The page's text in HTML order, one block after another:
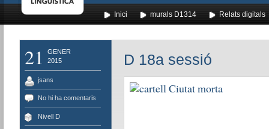
Inici murals D1314 Relats digitals
21
GENER
2015
jsans
No hi ha comentaris
Nivell D
D 18a sessió